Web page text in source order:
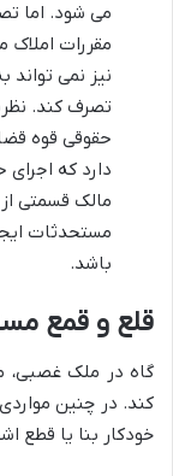
می شود. اما
مقررات
نیز نمی تواند
حقوقی قوه
دارد که
مالک قسمتی
مستحدثات
باشد.
قلع و قمع
گاه در ملک غصبی،
کند. در چنین
خودکار بنا یا قطع